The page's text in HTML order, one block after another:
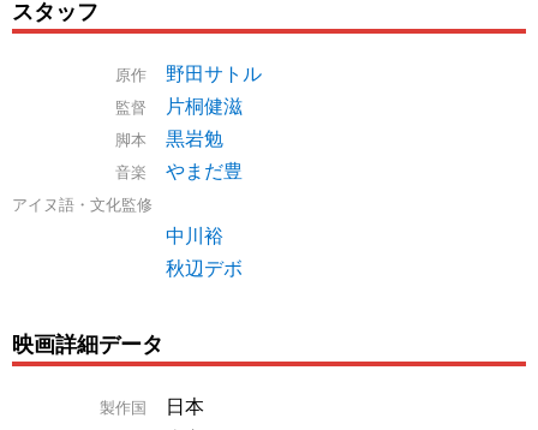
スタッフ
原作 野田サトル
監督 片桐健滋
脚本 黒岩勉
音楽 やまだ豊
アイヌ語・文化監修
中川裕
秋辺デボ
映画詳細データ
製作国 日本